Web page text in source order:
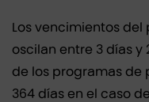
Los vencimientos
oscilan entre 3 días y
de los programas de
364 días en el caso